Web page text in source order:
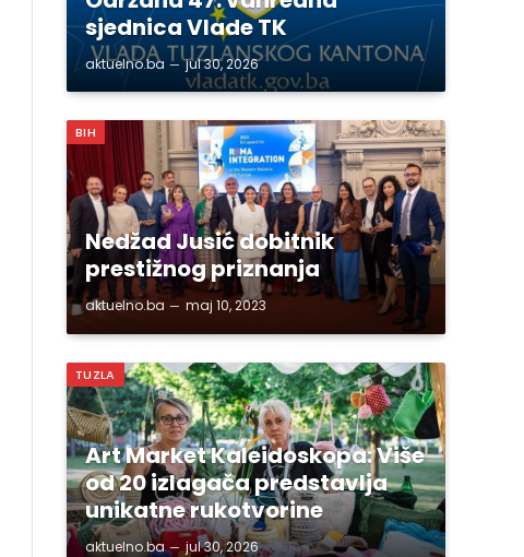
sjednica Vlade TK
aktuelno.ba jul 30, 2026
BIH
Nedžad Jusić dobitnik
prestižnog priznanja
aktuelno.ba maj 10, 2023
TUZLA
Art Market Kaleidoskopa: Više
od 20 izlagača predstavlja
unikatne rukotvorine
aktuelno.ba jul 30, 2026